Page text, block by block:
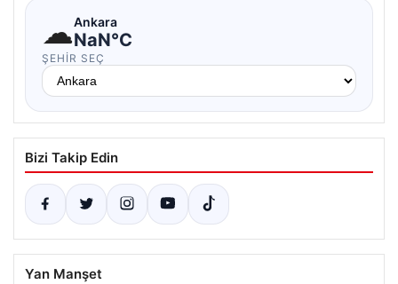
☁Ankara
NaN°C
ŞEHIR SEÇ
Bizi Takip Edin
Yan Manşet